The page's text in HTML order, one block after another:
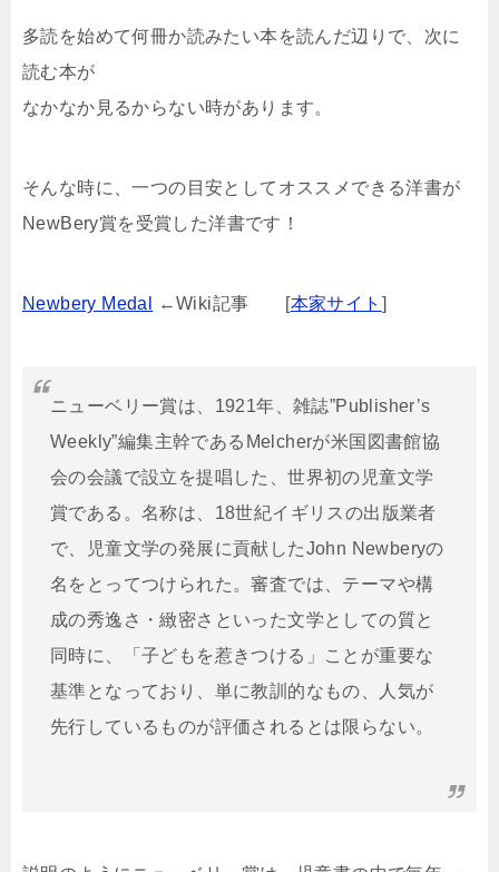
多読を始めて何冊か読みたい本を読んだ辺りで、次に
読む本が
なかなか見るからない時があります。
そんな時に、一つの目安としてオススメできる洋書が
NewBery賞を受賞した洋書です！
Newbery Medal ←Wiki記事 [本家サイト ]
ニューベリー賞は、1921年、雑誌”Publisher’s
Weekly”編集主幹であるMelcherが米国図書館協
会の会議で設立を提唱した、世界初の児童文学
賞である。名称は、18世紀イギリスの出版業者
で、児童文学の発展に貢献したJohn Newberyの
名をとってつけられた。審査では、テーマや構
成の秀逸さ・緻密さといった文学としての質と
同時に、「子どもを惹きつける」ことが重要な
基準となっており、単に教訓的なもの、人気が
先行しているものが評価されるとは限らない。